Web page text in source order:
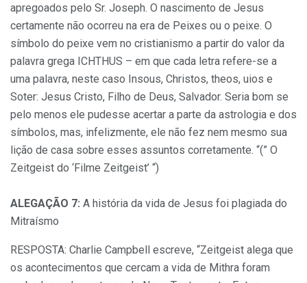
apregoados pelo Sr. Joseph. O nascimento de Jesus
certamente não ocorreu na era de Peixes ou o peixe. O
símbolo do peixe vem no cristianismo a partir do valor da
palavra grega ICHTHUS – em que cada letra refere-se a
uma palavra, neste caso Insous, Christos, theos, uios e
Soter: Jesus Cristo, Filho de Deus, Salvador. Seria bom se
pelo menos ele pudesse acertar a parte da astrologia e dos
símbolos, mas, infelizmente, ele não fez nem mesmo sua
lição de casa sobre esses assuntos corretamente. “(” O
Zeitgeist do ‘Filme Zeitgeist’ “)
ALEGAÇÃO 7: A história da vida de Jesus foi plagiada do
Mitraísmo
RESPOSTA: Charlie Campbell escreve, “Zeitgeist alega que
os acontecimentos que cercam a vida de Mithra foram